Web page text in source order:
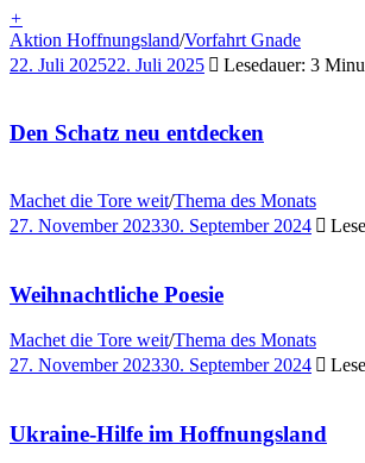
+
Aktion Hoffnungsland/Vorfahrt Gnade
22. Juli 202522. Juli 2025 Lesedauer: 3
Den Schatz neu entdecken
Machet die Tore weit/Thema des Monats
27. November 202330. September 2024
Weihnachtliche Poesie
Machet die Tore weit/Thema des Monats
27. November 202330. September 2024
Ukraine-Hilfe im Hoffnungsland